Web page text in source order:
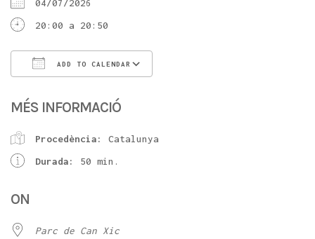
04/07/2026
20:00 a 20:50
ADD TO CALENDAR
MÉS INFORMACIÓ
Procedència:
Catalunya
Durada:
50 min.
ON
Parc de Can Xic